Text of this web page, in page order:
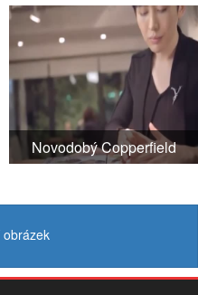
Novodobý Copperfield